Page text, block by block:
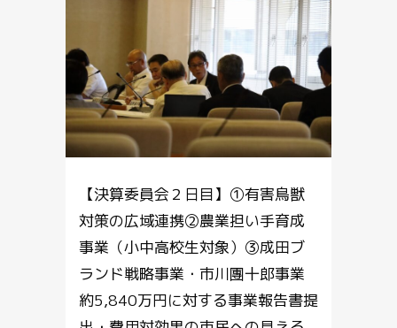
【決算委員会２日目】①有害鳥獣
対策の広域連携②農業担い手育成
事業（小中高校生対象）③成田ブ
ランド戦略事業・市川團十郎事業
約5,840万円に対する事業報告書提